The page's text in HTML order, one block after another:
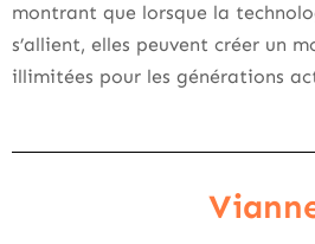
montrant que lorsque la
s’allient, elles peuvent créer un
illimitées pour les générations